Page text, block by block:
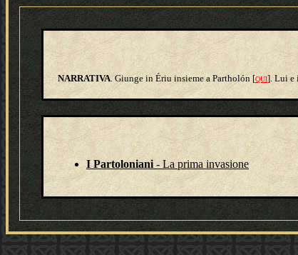
NARRATIVA. Giunge in Ériu insieme a Partholón [QUI]. Lui e
I Partoloniani - La prima invasione